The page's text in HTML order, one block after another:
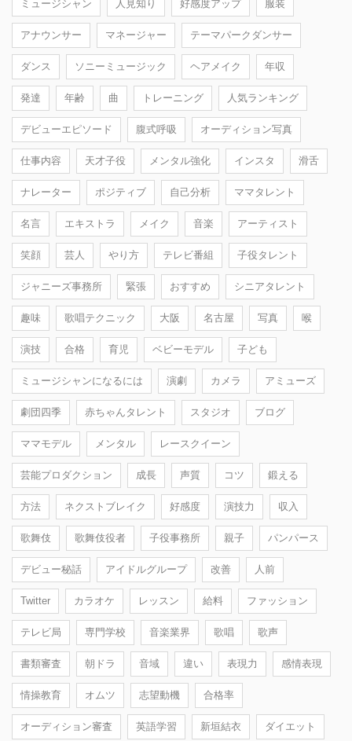
ミュージシャン 人見知り 好感度アップ 服装
アナウンサー マネージャー テーマパークダンサー
ダンス ソニーミュージック ヘアメイク 年収
発達 年齢 曲 トレーニング 人気ランキング
デビューエピソード 腹式呼吸 オーディション写真
仕事内容 天才子役 メンタル強化 インスタ 滑舌
ナレーター ポジティブ 自己分析 ママタレント
名言 エキストラ メイク 音楽 アーティスト
笑顔 芸人 やり方 テレビ番組 子役タレント
ジャニーズ事務所 緊張 おすすめ シニアタレント
趣味 歌唱テクニック 大阪 名古屋 写真 喉
演技 合格 育児 ベビーモデル 子ども
ミュージシャンになるには 演劇 カメラ アミューズ
劇団四季 赤ちゃんタレント スタジオ ブログ
ママモデル メンタル レースクイーン
芸能プロダクション 成長 声質 コツ 鍛える
方法 ネクストブレイク 好感度 演技力 収入
歌舞伎 歌舞伎役者 子役事務所 親子 パンパース
デビュー秘話 アイドルグループ 改善 人前
Twitter カラオケ レッスン 給料 ファッション
テレビ局 専門学校 音楽業界 歌唱 歌声
書類審査 朝ドラ 音域 違い 表現力 感情表現
情操教育 オムツ 志望動機 合格率
オーディション審査 英語学習 新垣結衣 ダイエット